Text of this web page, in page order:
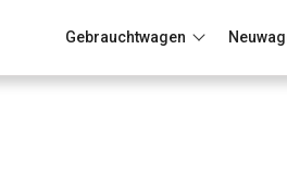
Gebrauchtwagen